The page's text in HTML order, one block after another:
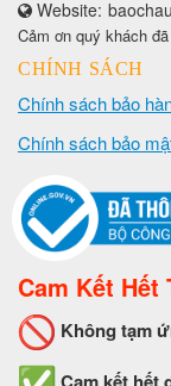
Website:
Cảm ơn quý khách
CHÍNH SÁCH
Chính sách bảo
Chính sách bảo
Cam Kết Hết
Không tạm